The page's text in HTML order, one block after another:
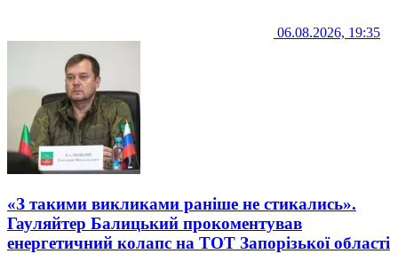
06.08.2026, 19:35
«З такими викликами раніше не стикались».
Гауляйтер Балицький прокоментував
енергетичний колапс на ТОТ Запорізької області